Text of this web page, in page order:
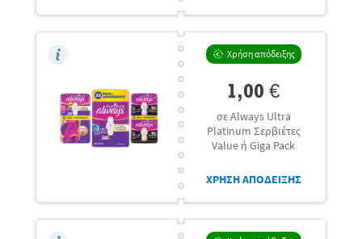
Χρήση απόδειξης
1,00 €
σε Always Ultra
Platinum Σερβιέτες
Value ή Giga Pack
ΧΡΗΣΗ ΑΠΟΔΕΙΞΗΣ